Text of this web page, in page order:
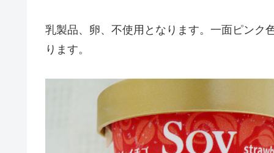
乳製品、卵、不使用となります。一面ピンク
ります。